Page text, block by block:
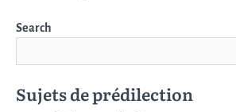
Search
Sujets de prédilection